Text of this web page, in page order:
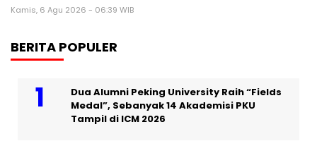
Kamis, 6 Agu 2026 - 06:39 WIB
BERITA POPULER
Dua Alumni Peking University Raih “Fields
Medal”, Sebanyak 14 Akademisi PKU
Tampil di ICM 2026